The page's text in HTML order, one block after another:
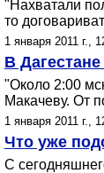
"Нахватали
то
1 января 2011 г.,
В
"Около 2:00
Макачеву. От
1 января 2011 г.,
Что уже
С